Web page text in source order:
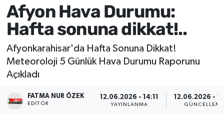
Afyon Hava Durumu:
Hafta sonuna dikkat!..
Afyonkarahisar'da Hafta Sonuna Dikkat!
Meteoroloji 5 Günlük Hava Durumu Raporunu
Açıkladı
FATMA NUR ÖZEK
EDITÖR
12.06.2026 - 14:11
YAYINLANMA
12.06.2026 -
GÜNCELLEME
Sağlık
Eğitim
Sivil Toplum